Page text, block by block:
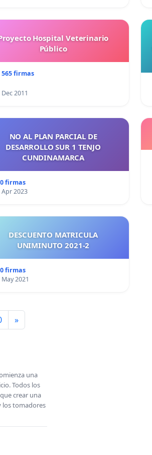
Hospital Veterinario
Público
565 firmas
Dec 2011
NO AL PLAN PARCIAL DE
DESARROLLO SUR 1 TENJO
CUNDINAMARCA
firmas
Apr 2023
DESCUENTO MATRICULA
UNIMINUTO 2021-2
firmas
May 2021
»
una
Todos los
crear una
los tomadores